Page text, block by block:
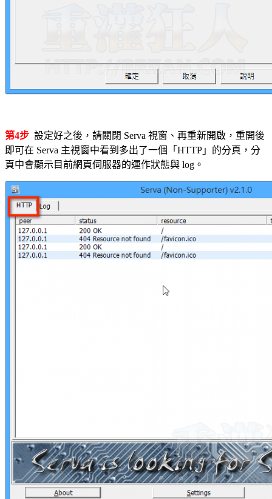
第4步 設定好之後，請關閉 Serva 視窗、再重新開啟，重開後
即可在 Serva 主視窗中看到多出了一個「HTTP」的分頁，分
頁中會顯示目前網頁伺服器的運作狀態與 log。